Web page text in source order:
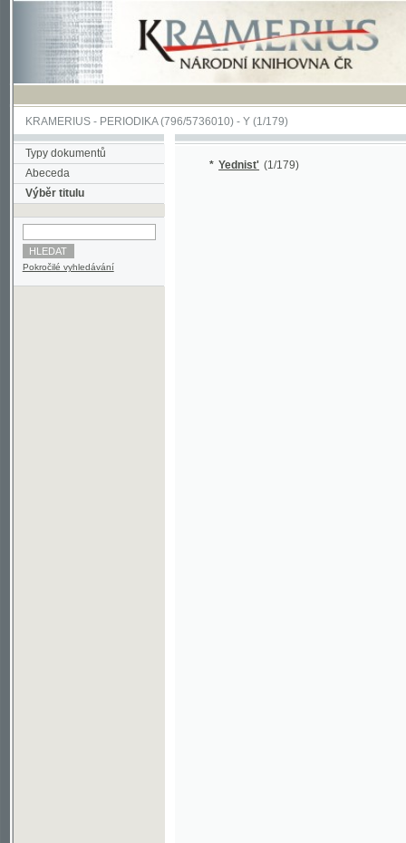
KRAMERIUS-PERIODIKA(796/5736010) -Y(1/179)
Typy dokumentů
Abeceda
Výběr titulu
Pokročilé vyhledávání